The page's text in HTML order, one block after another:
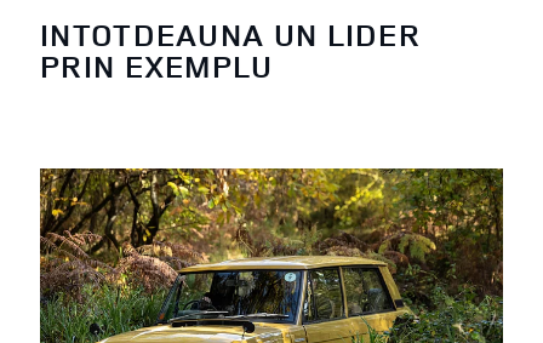
INTOTDEAUNA UN LIDER
PRIN EXEMPLU